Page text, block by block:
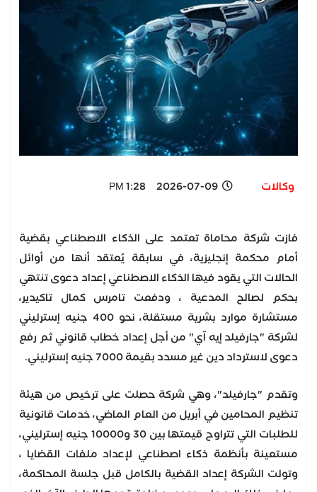
وكالات 2026-07-09 1:28 PM
فازت شركة محاماة تعتمد على الذكاء الاصطناعي بقضية
أمام محكمة إنجليزية، في سابقة يُعتقد أنها من أوائل
الحالات التي يقود فيها الذكاء الاصطناعي إعداد دعوى تنتهي
بحكم لصالح المدعية ، ودفعت تامرس كمال تاكيدير،
مستشارة موارد بشرية مستقلة، نحو 400 جنيه إسترليني
لشركة "جارفيلد إيه آي" من أجل إعداد خطاب قانوني ثم رفع
دعوى لاسترداد دين غير مسدد بقيمة 7000 جنيه إسترليني.
وتقدم "جارفيلد"، وهي شركة حصلت على ترخيص من هيئة
تنظيم المحامين في أبريل من العام الماضي، خدمات قانونية
للطلبات التي تتراوح قيمتها بين 30 و10000 جنيه إسترليني،
مستعينة بأنظمة ذكاء اصطناعي لإعداد ملفات القضايا ،
وتولت الشركة إعداد القضية بالكامل قبل جلسة المحاكمة،